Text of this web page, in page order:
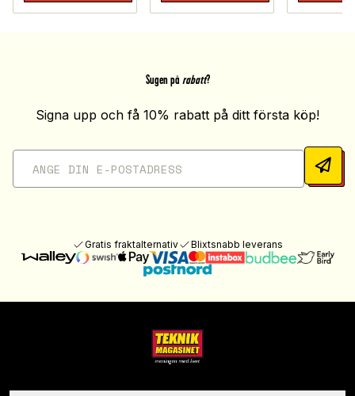
Sugen på rabatt?
Signa upp och få 10% rabatt på ditt första köp!
Gratis fraktalternativ Blixtsnabb leverans